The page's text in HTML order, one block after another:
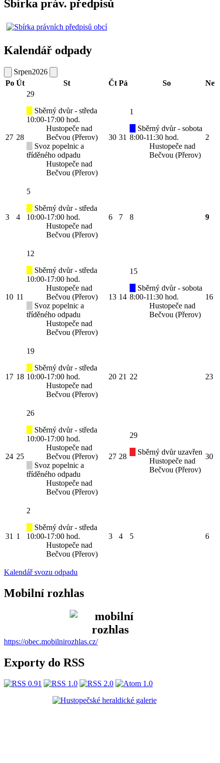
Sbírka práv. předpisů
Kalendář odpady
Srpen2026
Po Út St Čt Pá So Ne
27 28
29
Sběrný dvůr - středa
10:00-17:00 hod.
Hustopeče nad
Bečvou (Přerov)
Svoz popelnic a
tříděného odpadu
Hustopeče nad
Bečvou (Přerov)
30 31
1
Sběrný dvůr - sobota
8:00-11:30 hod.
Hustopeče nad
Bečvou (Přerov)
2
3 4
5
Sběrný dvůr - středa
10:00-17:00 hod.
Hustopeče nad
Bečvou (Přerov)
6 7 8 9
10 11
12
Sběrný dvůr - středa
10:00-17:00 hod.
Hustopeče nad
Bečvou (Přerov)
Svoz popelnic a
tříděného odpadu
Hustopeče nad
Bečvou (Přerov)
13 14
15
Sběrný dvůr - sobota
8:00-11:30 hod.
Hustopeče nad
Bečvou (Přerov)
16
17 18
19
Sběrný dvůr - středa
10:00-17:00 hod.
Hustopeče nad
Bečvou (Přerov)
20 21 22 23
24 25
26
Sběrný dvůr - středa
10:00-17:00 hod.
Hustopeče nad
Bečvou (Přerov)
Svoz popelnic a
tříděného odpadu
Hustopeče nad
Bečvou (Přerov)
27 28
29
Sběrný dvůr uzavřen
Hustopeče nad
Bečvou (Přerov)
30
31 1
2
Sběrný dvůr - středa
10:00-17:00 hod.
Hustopeče nad
Bečvou (Přerov)
3 4 5 6
Kalendář svozu odpadu
Mobilní rozhlas
https://obec.mobilnirozhlas.cz/
Exporty do RSS